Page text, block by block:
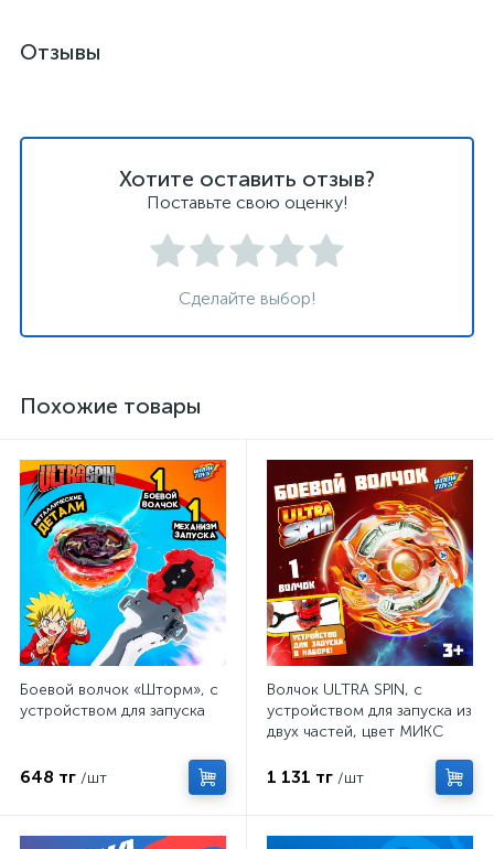
Отзывы
Хотите оставить отзыв?
Поставьте свою оценку!
Сделайте выбор!
Похожие товары
Боевой волчок «Шторм», с
устройством для запуска
648 тг /шт
Волчок ULTRA SPIN, с
устройством для запуска из
двух частей, цвет МИКС
1 131 тг /шт